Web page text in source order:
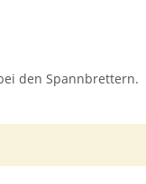
den Spannbrettern.